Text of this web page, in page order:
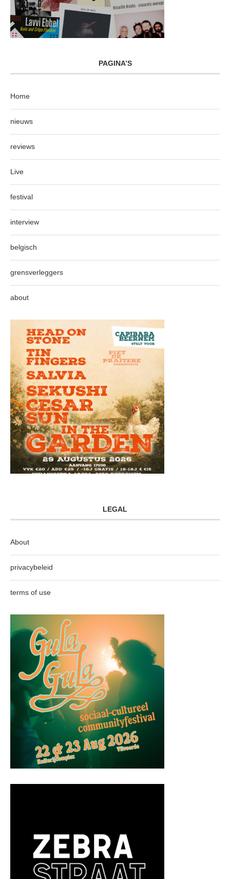
PAGINA’S
Home
nieuws
reviews
Live
festival
interview
belgisch
grensverleggers
about
LEGAL
About
privacybeleid
terms of use